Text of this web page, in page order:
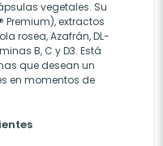
vegetales. Su
Premium), extractos
rosea, Azafrán, DL-
B, C y D3. Está
que desean un
en momentos de